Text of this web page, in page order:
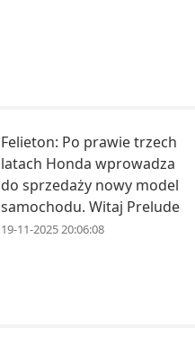
Felieton: Po prawie trzech
latach Honda wprowadza
do sprzedaży nowy model
samochodu. Witaj Prelude
19-11-2025 20:06:08